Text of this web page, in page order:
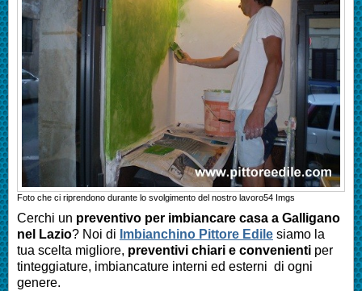
Foto che ci riprendono durante lo svolgimento del nostro lavoro54 Imgs
Cerchi un preventivo per imbiancare casa a Galligano
nel Lazio? Noi di Imbianchino Pittore Edile siamo la
tua scelta migliore, preventivi chiari e convenienti per
tinteggiature, imbiancature interni ed esterni di ogni
genere.